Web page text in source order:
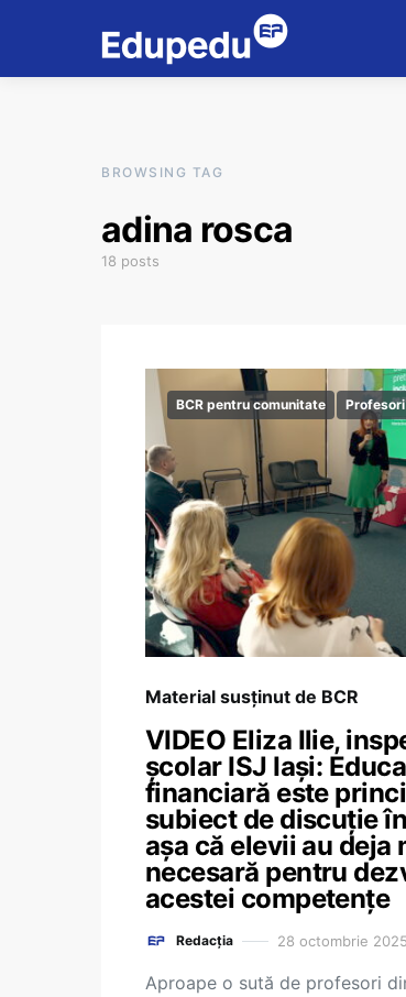
BROWSING TAG
adina rosca
18 posts
BCR pentru comunitate Profesori
Material susținut de BCR
VIDEO Eliza Ilie,
școlar ISJ Iași:
financiară este
subiect de discuție
așa că elevii au deja
necesară pentru
acestei competențe
Redacția 28 octombrie 2025
Aproape o sută de profesori